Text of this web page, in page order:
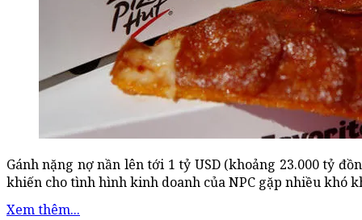
Gánh nặng nợ nần lên tới 1 tỷ USD (khoảng 23.000 tỷ
khiến cho tình hình kinh doanh của NPC gặp nhiều khó
Xem thêm...